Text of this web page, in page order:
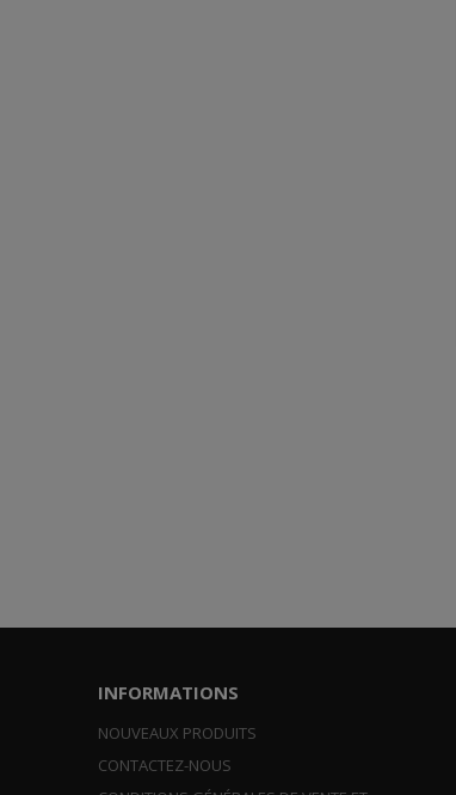
INFORMATIONS
NOUVEAUX PRODUITS
CONTACTEZ-NOUS